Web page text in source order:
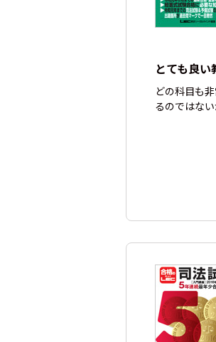
とても良い
どの科目も
るのではな